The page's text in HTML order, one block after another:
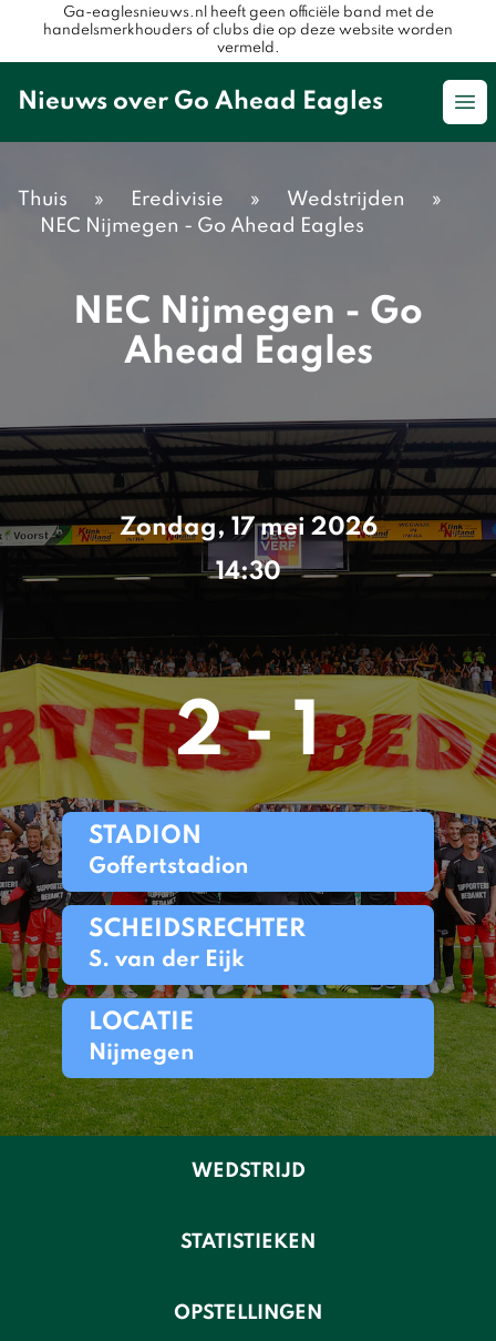
Ga-eaglesnieuws.nl heeft geen officiële band met de
handelsmerkhouders of clubs die op deze website worden
vermeld.
Nieuws over Go Ahead Eagles
Thuis » Eredivisie » Wedstrijden
»
NEC Nijmegen - Go Ahead Eagles
NEC Nijmegen - Go
Ahead Eagles
Zondag, 17 mei 2026
14:30
2 - 1
STADION
Goffertstadion
SCHEIDSRECHTER
S. van der Eijk
LOCATIE
Nijmegen
WEDSTRIJD
STATISTIEKEN
OPSTELLINGEN